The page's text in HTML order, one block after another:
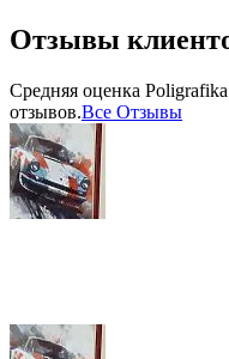
Отзывы
Средняя оценка
отзывов.Все Отзывы